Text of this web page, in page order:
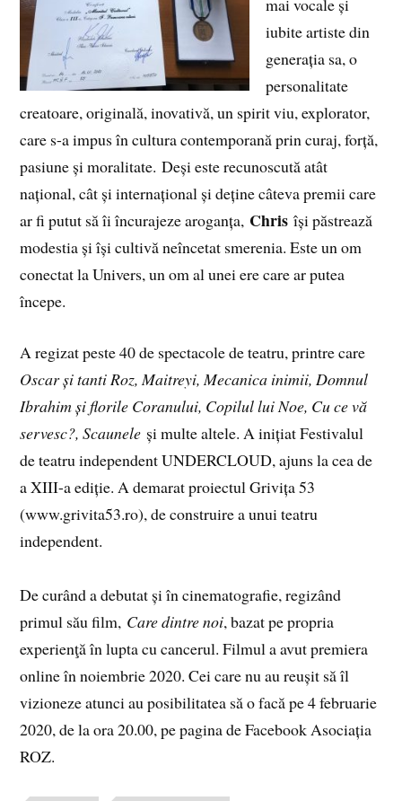
mai vocale și
iubite artiste din
generația sa, o
personalitate
creatoare, originală, inovativă, un spirit viu, explorator,
care s-a impus în cultura contemporană prin curaj, forță,
pasiune și moralitate. Deși este recunoscută atât
național, cât și internațional și deține câteva premii care
ar fi putut să îi încurajeze aroganța, Chris își păstrează
modestia și își cultivă neîncetat smerenia. Este un om
conectat la Univers, un om al unei ere care ar putea
începe.
A regizat peste 40 de spectacole de teatru, printre care
Oscar și tanti Roz, Maitreyi, Mecanica inimii, Domnul
Ibrahim și florile Coranului, Copilul lui Noe, Cu ce vă
servesc?, Scaunele și multe altele. A inițiat Festivalul
de teatru independent UNDERCLOUD, ajuns la cea de
a XIII-a ediție. A demarat proiectul Grivița 53
(www.grivita53.ro), de construire a unui teatru
independent.
De curând a debutat și în cinematografie, regizând
primul său film, Care dintre noi, bazat pe propria
experienţă în lupta cu cancerul. Filmul a avut premiera
online în noiembrie 2020. Cei care nu au reușit să îl
vizioneze atunci au posibilitatea să o facă pe 4 februarie
2020, de la ora 20.00, pe pagina de Facebook Asociația
ROZ.